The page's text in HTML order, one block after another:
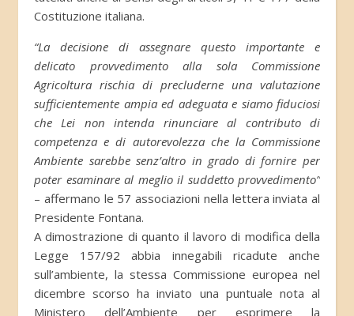
Costituzione italiana.
“La decisione di assegnare questo importante e
delicato provvedimento alla sola Commissione
Agricoltura rischia di precluderne una valutazione
sufficientemente ampia ed adeguata e siamo fiduciosi
che Lei non intenda rinunciare al contributo di
competenza e di autorevolezza che la Commissione
Ambiente sarebbe senz’altro in grado di fornire per
poter esaminare al meglio il suddetto provvedimento”
– affermano le 57 associazioni nella lettera inviata al
Presidente Fontana.
A dimostrazione di quanto il lavoro di modifica della
Legge 157/92 abbia innegabili ricadute anche
sull’ambiente, la stessa Commissione europea nel
dicembre scorso ha inviato una puntuale nota al
Ministero dell’Ambiente per esprimere la